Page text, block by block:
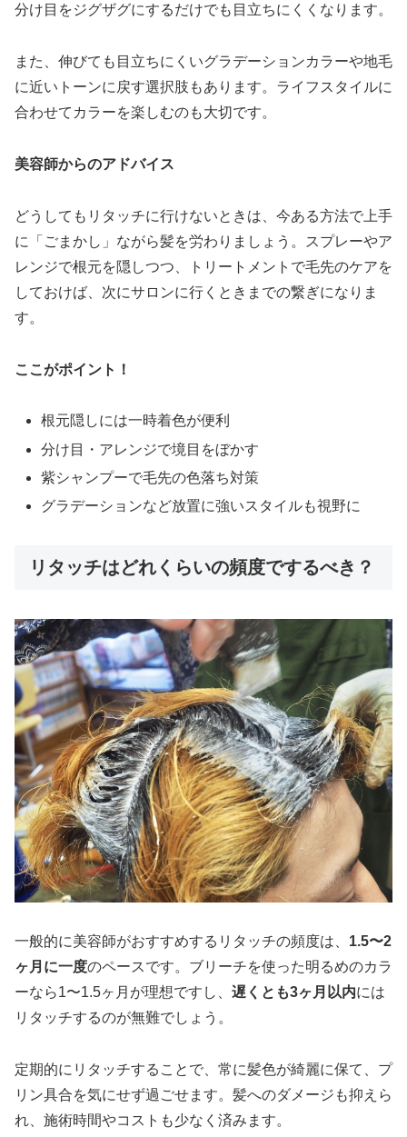
分け目をジグザグにするだけでも目立ちにくくなります。
また、伸びても目立ちにくいグラデーションカラーや地毛
に近いトーンに戻す選択肢もあります。ライフスタイルに
合わせてカラーを楽しむのも大切です。
美容師からのアドバイス
どうしてもリタッチに行けないときは、今ある方法で上手
に「ごまかし」ながら髪を労わりましょう。スプレーやア
レンジで根元を隠しつつ、トリートメントで毛先のケアを
しておけば、次にサロンに行くときまでの繋ぎになりま
す。
ここがポイント！
根元隠しには一時着色が便利
分け目・アレンジで境目をぼかす
紫シャンプーで毛先の色落ち対策
グラデーションなど放置に強いスタイルも視野に
リタッチはどれくらいの頻度でするべき？
一般的に美容師がおすすめするリタッチの頻度は、 1.5〜2
ヶ月に一度のペースです。ブリーチを使った明るめのカラ
ーなら1〜1.5ヶ月が理想ですし、 遅くとも3ヶ月以内には
リタッチするのが無難でしょう。
定期的にリタッチすることで、常に髪色が綺麗に保て、プ
リン具合を気にせず過ごせます。髪へのダメージも抑えら
れ、施術時間やコストも少なく済みます。